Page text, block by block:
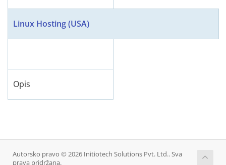
Linux Hosting (USA)
Opis
Autorsko pravo © 2026 Initiotech Solutions Pvt. Ltd.. Sva
prava pridržana.